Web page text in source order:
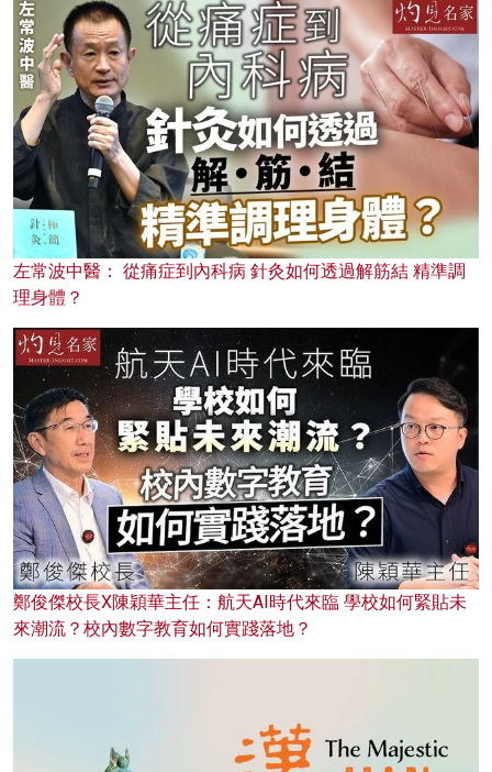
左常波中醫： 從痛症到內科病 針灸如何透過解筋結 精準調
理身體？
鄭俊傑校長X陳穎華主任：航天AI時代來臨 學校如何緊貼未
來潮流？校內數字教育如何實踐落地？